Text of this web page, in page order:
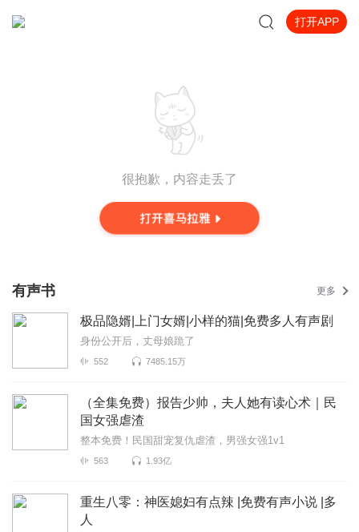
打开APP
很抱歉，内容走丢了
有声书 更多
极品隐婿|上门女婿|小样的猫|免费多人有声剧
身份公开后，丈母娘跪了
552 7485.15万
（全集免费）报告少帅，夫人她有读心术｜民
国女强虐渣
整本免费！民国甜宠复仇虐渣，男强女强1v1
563 1.93亿
重生八零：神医媳妇有点辣 |免费有声小说 |多
人